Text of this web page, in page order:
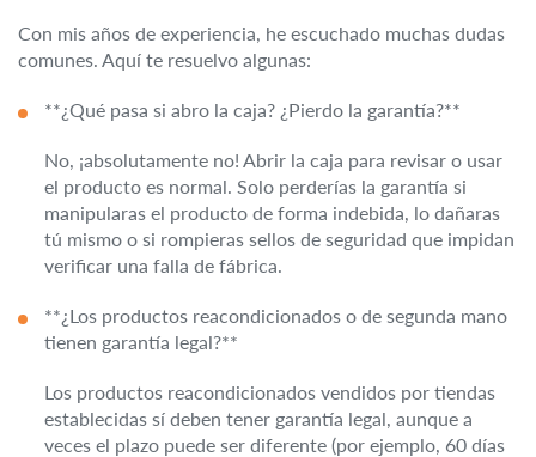
Con mis años de experiencia, he escuchado muchas dudas
comunes. Aquí te resuelvo algunas:
**¿Qué pasa si abro la caja? ¿Pierdo la garantía?**
No, ¡absolutamente no! Abrir la caja para revisar o usar
el producto es normal. Solo perderías la garantía si
manipularas el producto de forma indebida, lo dañaras
tú mismo o si rompieras sellos de seguridad que impidan
verificar una falla de fábrica.
**¿Los productos reacondicionados o de segunda mano
tienen garantía legal?**
Los productos reacondicionados vendidos por tiendas
establecidas sí deben tener garantía legal, aunque a
veces el plazo puede ser diferente (por ejemplo, 60 días